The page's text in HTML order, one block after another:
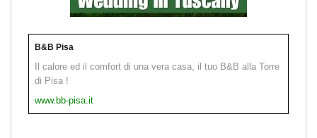
B&B Pisa
Il calore ed il comfort di una vera casa, il tuo B&B alla Torre
di Pisa !
www.bb-pisa.it